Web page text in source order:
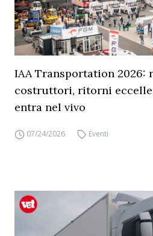
IAA Transportation 2026:
costruttori, ritorni
entra nel vivo
07/24/2026 Eventi